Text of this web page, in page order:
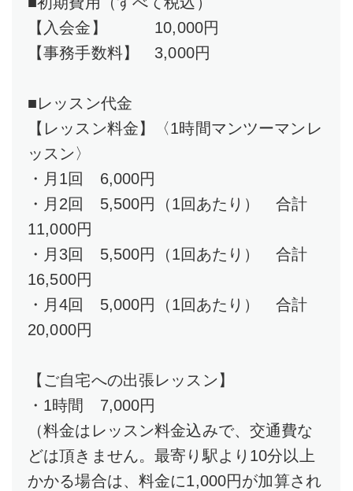
【入会金】 10,000円
【事務手数料】 3,000円
■レッスン代金
【レッスン料金】〈1時間マンツーマンレ
ッスン〉
・月1回 6,000円
・月2回 5,500円（1回あたり） 合計
11,000円
・月3回 5,500円（1回あたり） 合計
16,500円
・月4回 5,000円（1回あたり） 合計
20,000円
【ご自宅への出張レッスン】
・1時間 7,000円
（料金はレッスン料金込みで、交通費な
どは頂きません。最寄り駅より10分以上
かかる場合は、料金に1,000円が加算され